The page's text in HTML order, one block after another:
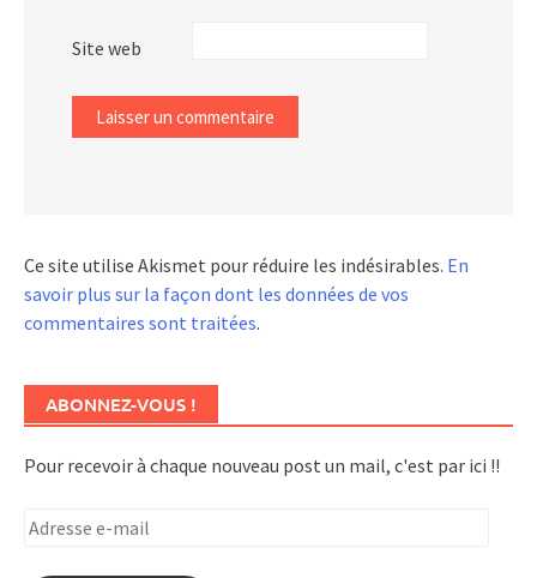
Site web
Ce site utilise Akismet pour réduire les indésirables. En
savoir plus sur la façon dont les données de vos
commentaires sont traitées.
ABONNEZ-VOUS !
Pour recevoir à chaque nouveau post un mail, c'est par ici !!
Adresse